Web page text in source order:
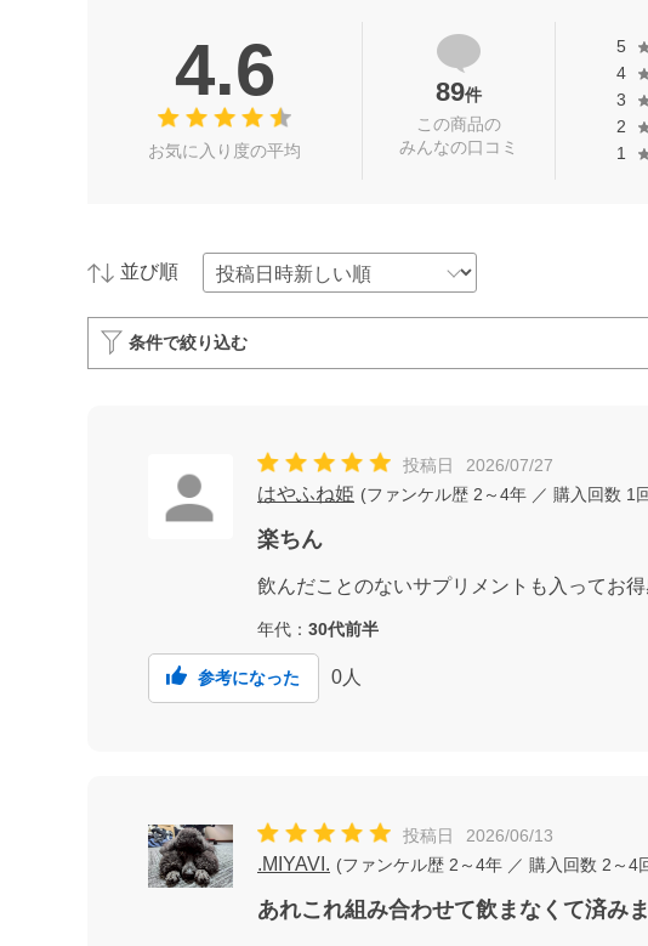
4.6
お気に入り度の平均
89件
この商品の
みんなの口コミ
5
4
3
2
1
並び順
条件で絞り込む
投稿日 2026/07/27
はやふね姫 (ファンケル歴 2～4年 ／ 購入回数 1
楽ちん
飲んだことのないサプリメントも入ってお得
年代： 30代前半
参考になった 0 人
投稿日 2026/06/13
.MIYAVI. (ファンケル歴 2～4年 ／ 購入回数 2～4
あれこれ組み合わせて飲まなくて済みま